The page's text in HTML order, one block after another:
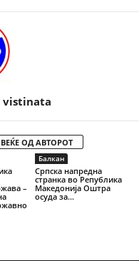
vistinata
ОД АВТОРОТ
–
Балкан
Српска напредна
странка во Република
Македонија Оштра
осуда за...